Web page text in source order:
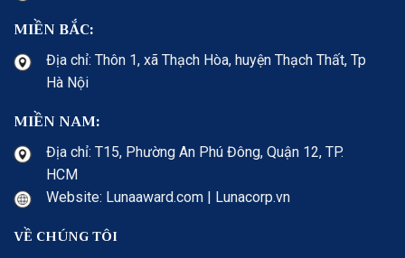
MIỀN BẮC:
Địa chỉ: Thôn 1, xã Thạch Hòa, huyện Thạch Thất, Tp
Hà Nội
MIỀN NAM:
Địa chỉ: T15, Phường An Phú Đông, Quận 12, TP.
HCM
Website: Lunaaward.com | Lunacorp.vn
VỀ CHÚNG TÔI